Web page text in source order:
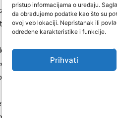
pristup informacijama o uređaju.
da obrađujemo podatke kao što su
ovoj veb lokaciji. Nepristanak ili
određene karakteristike i funkcije.
Prihvati
se nedostatak dvije
radnu dozvolu.
Ni apeli i preporuke izbornika
od najboljih napadača u
je 2014. godina za pamćenje,